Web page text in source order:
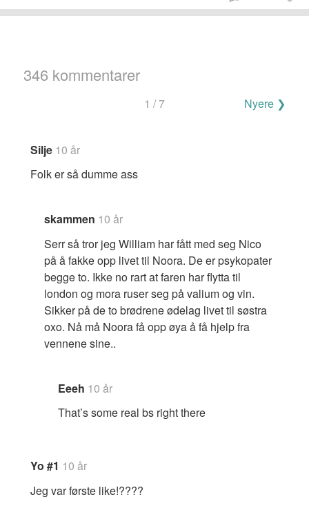
346 kommentarer
kommentarer
1 / 7 Nyere ❯
Silje 10 år
Folk er så dumme ass
skammen 10 år
Serr så tror jeg William har fått med seg Nico
på å fakke opp livet til Noora. De er psykopater
begge to. Ikke no rart at faren har flytta til
london og mora ruser seg på valium og vin.
Sikker på de to brødrene ødelag livet til søstra
oxo. Nå må Noora få opp øya å få hjelp fra
vennene sine..
Eeeh 10 år
That’s some real bs right there
Yo #1 10 år
Jeg var første like!????